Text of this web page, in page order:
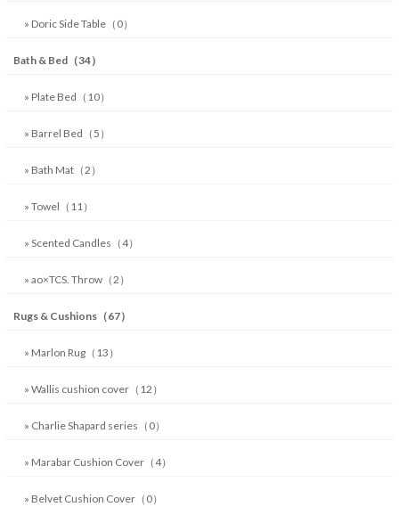
» Doric Side Table（0）
Bath & Bed（34）
» Plate Bed（10）
» Barrel Bed（5）
» Bath Mat（2）
» Towel（11）
» Scented Candles（4）
» ao×TCS. Throw（2）
Rugs & Cushions（67）
» Marlon Rug（13）
» Wallis cushion cover（12）
» Charlie Shapard series（0）
» Marabar Cushion Cover（4）
» Belvet Cushion Cover（0）